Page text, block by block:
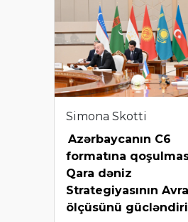
Simona Skotti
Azərbaycanın C6
formatına
Qara dəniz
Strategiyasının
ölçüsünü